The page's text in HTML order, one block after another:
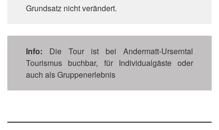
Grundsatz nicht verändert.
Info: Die Tour ist bei Andermatt-Urserntal
Tourismus buchbar, für Individualgäste oder
auch als Gruppenerlebnis